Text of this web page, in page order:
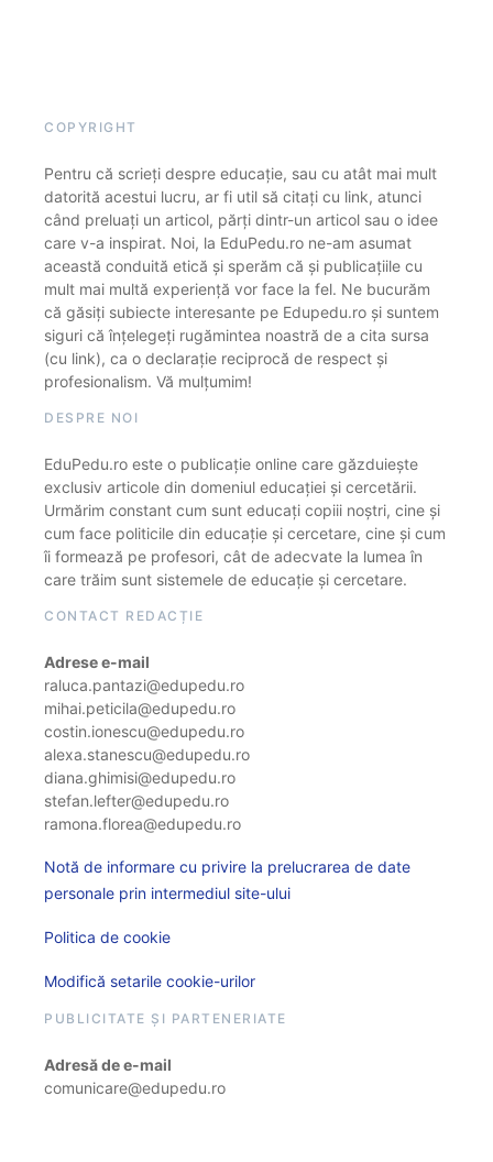
COPYRIGHT
Pentru că scrieți despre educație, sau cu atât mai mult
datorită acestui lucru, ar fi util să citați cu link, atunci
când preluați un articol, părți dintr-un articol sau o idee
care v-a inspirat. Noi, la EduPedu.ro ne-am asumat
această conduită etică și sperăm că și publicațiile cu
mult mai multă experiență vor face la fel. Ne bucurăm
că găsiți subiecte interesante pe Edupedu.ro și suntem
siguri că înțelegeți rugămintea noastră de a cita sursa
(cu link), ca o declarație reciprocă de respect și
profesionalism. Vă mulțumim!
DESPRE NOI
EduPedu.ro este o publicație online care găzduiește
exclusiv articole din domeniul educației și cercetării.
Urmărim constant cum sunt educați copiii noștri, cine și
cum face politicile din educație și cercetare, cine și cum
îi formează pe profesori, cât de adecvate la lumea în
care trăim sunt sistemele de educație și cercetare.
CONTACT REDACȚIE
Adrese e-mail
raluca.pantazi@edupedu.ro
mihai.peticila@edupedu.ro
costin.ionescu@edupedu.ro
alexa.stanescu@edupedu.ro
diana.ghimisi@edupedu.ro
stefan.lefter@edupedu.ro
ramona.florea@edupedu.ro
Notă de informare cu privire la prelucrarea de date
personale prin intermediul site-ului
Politica de cookie
Modifică setarile cookie-urilor
PUBLICITATE ȘI PARTENERIATE
Adresă de e-mail
comunicare@edupedu.ro